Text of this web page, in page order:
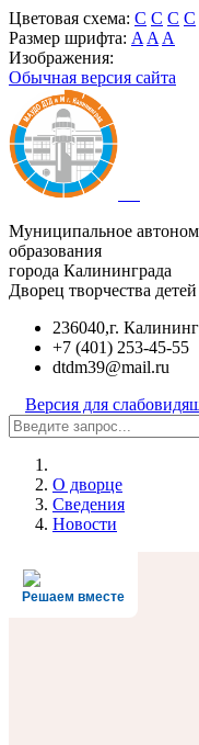
Цветовая схема: C C C C
Размер шрифта: A A A
Изображения:
Обычная версия сайта
Муниципальное
образования
города Калининграда
Дворец творчества
236040,г.
+7 (401) 253-45-55
dtdm39@mail.ru
Версия для
О дворце
Сведения
Новости
Решаем вместе